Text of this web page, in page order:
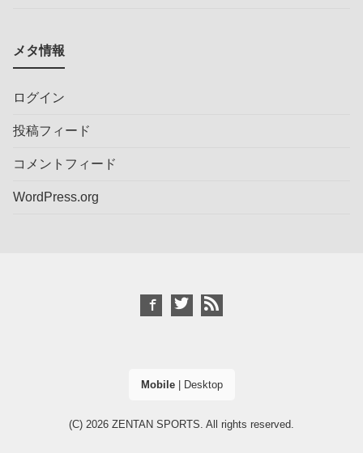
メタ情報
ログイン
投稿フィード
コメントフィード
WordPress.org
Mobile| Desktop
(C) 2026 ZENTAN SPORTS. All rights reserved.